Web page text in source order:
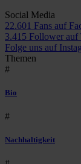
Social Media
22.601 Fans auf
3.415 Follower auf
Folge uns auf
Themen
#
Bio
#
Nachhaltigkeit